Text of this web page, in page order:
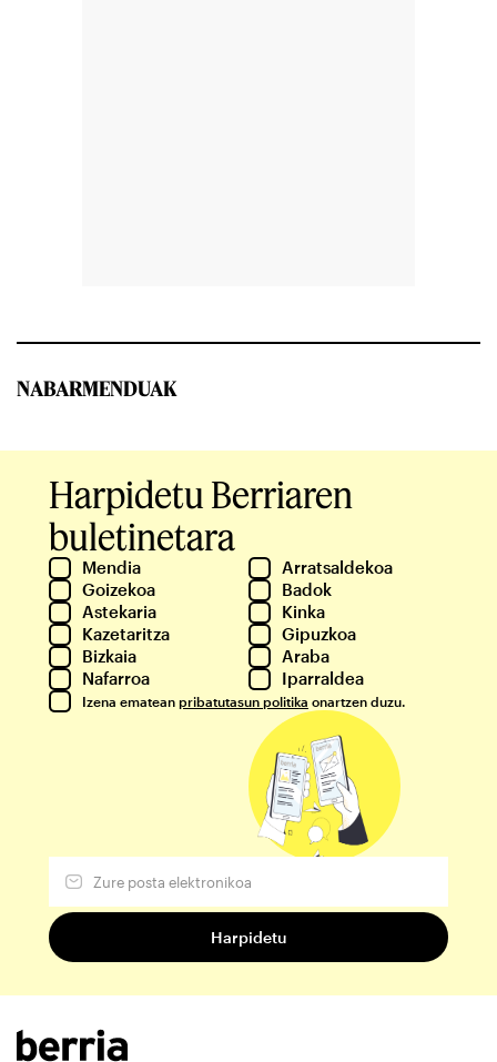
NABARMENDUAK
Harpidetu Berriaren
buletinetara
Mendia
Arratsaldekoa
Goizekoa
Badok
Astekaria
Kinka
Kazetaritza
Gipuzkoa
Bizkaia
Araba
Nafarroa
Iparraldea
Izena ematean pribatutasun politika onartzen duzu.